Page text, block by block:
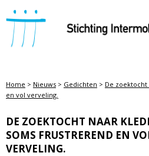
STICHTING INTERMOBIEL
Home > Nieuws > Gedichten > De
en vol verveling.
DE ZOEKTOCHT NAAR
SOMS FRUSTREREND EN
VERVELING.